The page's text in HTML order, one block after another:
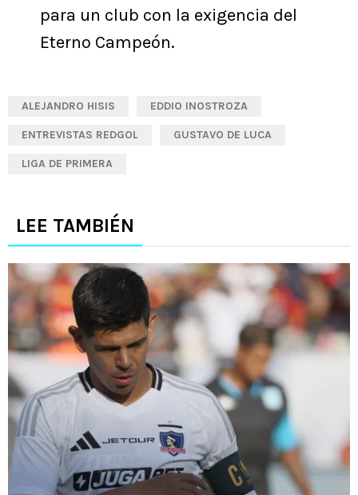
para un club con la exigencia del
Eterno Campeón.
ALEJANDRO HISIS EDDIO INOSTROZA
ENTREVISTAS REDGOL GUSTAVO DE LUCA
LIGA DE PRIMERA
LEE TAMBIÉN